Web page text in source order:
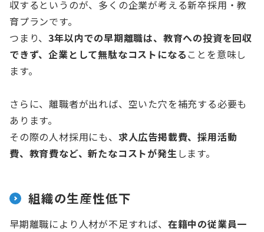
収するというのが、多くの企業が考える新卒採用・教
育プランです。
つまり、3年以内での早期離職は、教育への投資を回収
できず、企業として無駄なコストになる ことを意味し
ます。
さらに、離職者が出れば、空いた穴を補充する必要も
あります。
その際の人材採用にも、 求人広告掲載費、採用活動
費、教育費など、新たなコストが発生します。
組織の生産性低下
早期離職により人材が不足すれば、 在籍中の従業員一